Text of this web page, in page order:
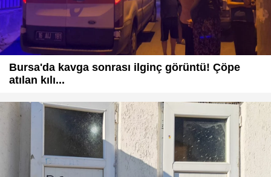
Bursa'da kavga sonrası ilginç görüntü! Çöpe
atılan kılı...